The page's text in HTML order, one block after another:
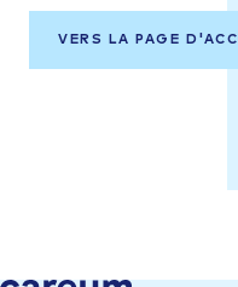
VERS LA PAGE